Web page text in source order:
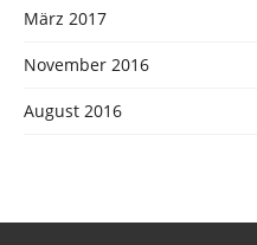
März 2017
November 2016
August 2016